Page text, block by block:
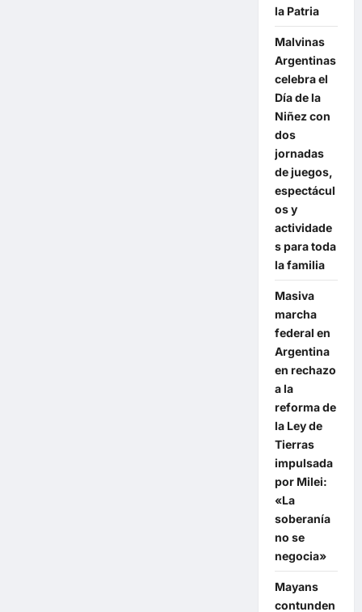
la Patria
Malvinas
Argentinas
celebra el
Día de la
Niñez con
dos
jornadas
de juegos,
espectácul
os y
actividade
s para toda
la familia
Masiva
marcha
federal en
Argentina
en rechazo
a la
reforma de
la Ley de
Tierras
impulsada
por Milei:
«La
soberanía
no se
negocia»
Mayans
contunden